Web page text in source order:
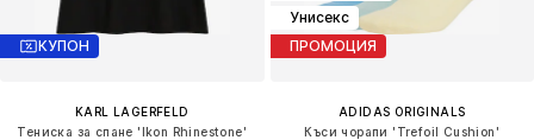
КУПОН
KARL LAGERFELD
Тениска за спане 'Ikon Rhinestone'
Унисекс
ПРОМОЦИЯ
ADIDAS ORIGINALS
Къси чорапи 'Trefoil Cushion'